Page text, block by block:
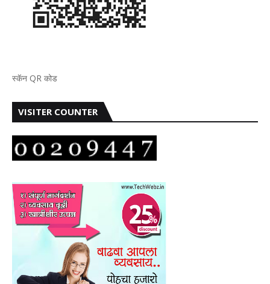
स्कॅन QR कोड
VISITER COUNTER